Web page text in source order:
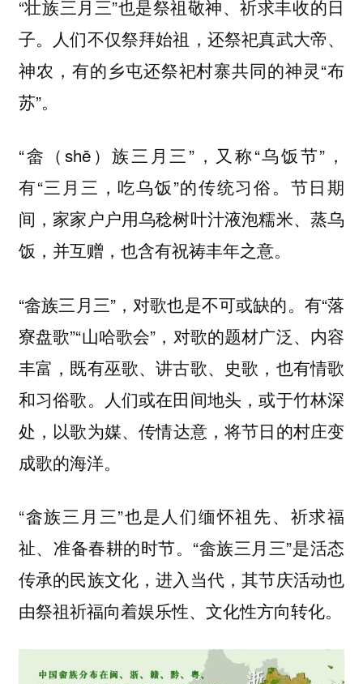
“壮族三月三”也是祭祖敬神、祈求丰收的日
子。人们不仅祭拜始祖，还祭祀真武大帝、
神农，有的乡屯还祭祀村寨共同的神灵“布
苏”。
“畲（shē）族三月三”，又称“乌饭节”，
有“三月三， 吃乌饭”的传统习俗。节日期
间，家家户户用乌稔树叶汁液泡糯米、蒸乌
饭，并互赠，也含有祝祷丰年之意。
“畲族三月三”，对歌也是不可或缺的。有“落
寮盘歌”“山哈歌会”，对歌的题材广泛、内容
丰富，既有巫歌、讲古歌、史歌，也有情歌
和习俗歌。人们或在田间地头，或于竹林深
处， 以歌为媒、传情达意 ，将节日的村庄变
成歌的海洋。
“畲族三月三”也是人们缅怀祖先、祈求福
祉、准备春耕的时节。“畲族三月三”是活态
传承的民族文化，进入当代，其节庆活动也
由祭祖祈福向着娱乐性、文化性方向转化。